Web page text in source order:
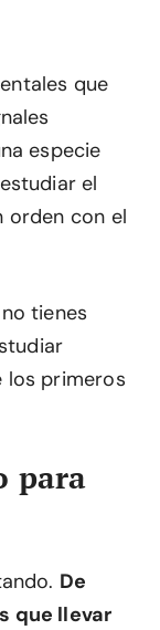
que
especie
el
orden con el
tienes
los primeros
para
De
que llevar